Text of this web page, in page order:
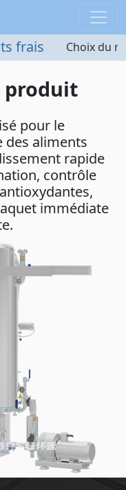
frais Choix du
produit
pour le
des aliments
rapide
contrôle
immédiate